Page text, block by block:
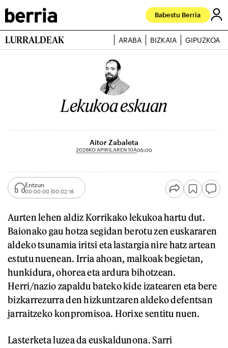
Babestu Berria
LURRALDEAK ARABA BIZKAIA GIPUZKOA
Lekukoa eskuan
Aitor Zabaleta
2026KO APIRILAREN 10A05:00
Entzun
00:00:00 00:02:16
Aurten lehen aldiz Korrikako lekukoa hartu dut.
Baionako gau hotza segidan berotu zen euskararen
aldeko tsunamia iritsi eta lastargia nire hatz artean
estutu nuenean. Irria ahoan, malkoak begietan,
hunkidura, ohorea eta ardura bihotzean.
Herri/nazio zapaldu bateko kide izatearen eta bere
bizkarrezurra den hizkuntzaren aldeko defentsan
jarraitzeko konpromisoa. Horixe sentitu nuen.
Lasterketa luzea da euskaldunona. Sarri